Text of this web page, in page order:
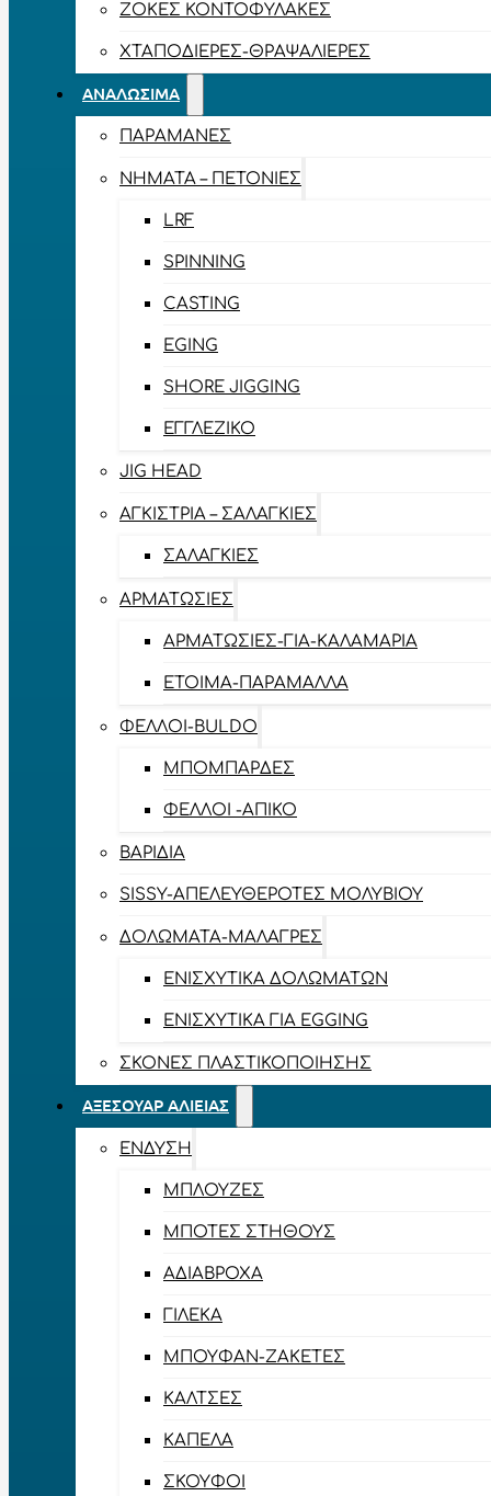
ΖΌΚΕΣ ΚΟΝΤΟΦΎΛΑΚΕΣ
ΧΤΑΠΟΔΙΈΡΕΣ-ΘΡΑΨΑΛΙΈΡΕΣ
ΑΝΑΛΏΣΙΜΑ
ΠΑΡΑΜΆΝΕΣ
ΝΉΜΑΤΑ – ΠΕΤΟΝΙΈΣ
LRF
SPINNING
CASTING
EGING
SHORE JIGGING
ΕΓΓΛΈΖΙΚΟ
JIG HEAD
ΑΓΚΊΣΤΡΙΑ – ΣΑΛΑΓΚΙΈΣ
ΣΑΛΑΓΚΙΈΣ
ΑΡΜΑΤΩΣΙΈΣ
ΑΡΜΑΤΩΣΙΈΣ-ΓΙΑ-ΚΑΛΑΜΆΡΙΑ
ΈΤΟΙΜΑ-ΠΑΡΆΜΑΛΛΑ
ΦΕΛΛΟΊ-BULDO
ΜΠΟΜΠΆΡΔΕΣ
ΦΕΛΛΟΊ -ΑΠΊΚΟ
ΒΑΡΊΔΙΑ
SISSY-ΑΠΕΛΕΥΘΕΡΟΤΈΣ ΜΟΛΥΒΙΟΎ
ΔΟΛΏΜΑΤΑ-ΜΑΛΆΓΡΕΣ
ΕΝΙΣΧΥΤΙΚΆ ΔΟΛΩΜΆΤΩΝ
ΕΝΙΣΧΥΤΙΚΆ ΓΙΑ EGGING
ΣΚΌΝΕΣ ΠΛΑΣΤΙΚΟΠΟΊΗΣΗΣ
ΑΞΕΣΟΥΆΡ ΑΛΙΕΊΑΣ
ΈΝΔΥΣΗ
ΜΠΛΟΎΖΕΣ
ΜΠΌΤΕΣ ΣΤΉΘΟΥΣ
ΑΔΙΆΒΡΟΧΑ
ΓΙΛΈΚΑ
ΜΠΟΥΦΆΝ-ΖΑΚΈΤΕΣ
ΚΆΛΤΣΕΣ
ΚΑΠΈΛΑ
ΣΚΟΎΦΟΙ